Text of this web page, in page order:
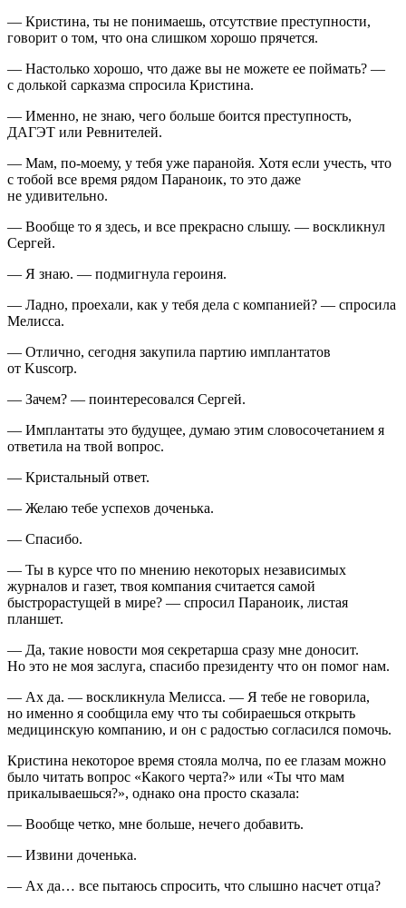
— Кристина, ты не понимаешь, отсутствие преступности,
говорит о том, что она слишком хорошо прячется.
— Настолько хорошо, что даже вы не можете ее поймать? —
с долькой сарказма спросила Кристина.
— Именно, не знаю, чего больше боится преступность,
ДАГЭТ или Ревнителей.
— Мам, по-моему, у тебя уже паранойя. Хотя если учесть, что
с тобой все время рядом Параноик, то это даже
не удивительно.
— Вообще то я здесь, и все прекрасно слышу. — воскликнул
Сергей.
— Я знаю. — подмигнула героиня.
— Ладно, проехали, как у тебя дела с компанией? — спросила
Мелисса.
— Отлично, сегодня закупила партию имплантатов
от Kuscorp.
— Зачем? — поинтересовался Сергей.
— Имплантаты это будущее, думаю этим словосочетанием я
ответила на твой вопрос.
— Кристальный ответ.
— Желаю тебе успехов доченька.
— Спасибо.
— Ты в курсе что по мнению некоторых независимых
журналов и газет, твоя компания считается самой
быстрорастущей в мире? — спросил Параноик, листая
планшет.
— Да, такие новости моя секретарша сразу мне доносит.
Но это не моя заслуга, спасибо президенту что он помог нам.
— Ах да. — воскликнула Мелисса. — Я тебе не говорила,
но именно я сообщила ему что ты собираешься открыть
медицинскую компанию, и он с радостью согласился помочь.
Кристина некоторое время стояла молча, по ее глазам можно
было читать вопрос «Какого черта?» или «Ты что мам
прикалываешься?», однако она просто сказала:
— Вообще четко, мне больше, нечего добавить.
— Извини доченька.
— Ах да… все пытаюсь спросить, что слышно насчет отца?